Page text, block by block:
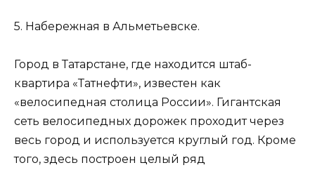
5. Набережная в Альметьевске.
Город в Татарстане, где находится штаб-
квартира «Татнефти», известен как
«велосипедная столица России». Гигантская
сеть велосипедных дорожек проходит через
весь город и используется круглый год. Кроме
того, здесь построен целый ряд